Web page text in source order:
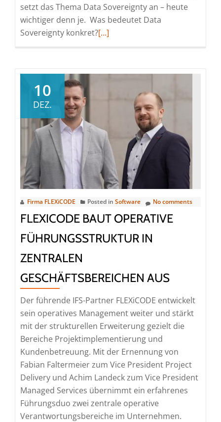
setzt das Thema Data Sovereignty an – heute
wichtiger denn je. Was bedeutet Data
Sovereignty konkret?Read
bedeutet
nicht
Cloud-
Verzicht
[…]
10
DEZ.
Firma FLEXiCODE Posted in Software No comments
FLEXICODE BAUT OPERATIVE
FÜHRUNGSSTRUKTUR IN
ZENTRALEN
GESCHÄFTSBEREICHEN AUS
Der führende IFS-Partner FLEXiCODE entwickelt
sein operatives Management weiter und stärkt
mit der strukturellen Erweiterung gezielt die
Bereiche Projektimplementierung und
Kundenbetreuung. Mit der Ernennung von
Fabian Faltermeier zum Vice President Project
Delivery und Achim Landeck zum Vice President
Managed Services übernimmt ein erfahrenes
Führungsduo zwei zentrale operative
Verantwortungsbereiche im Unternehmen.